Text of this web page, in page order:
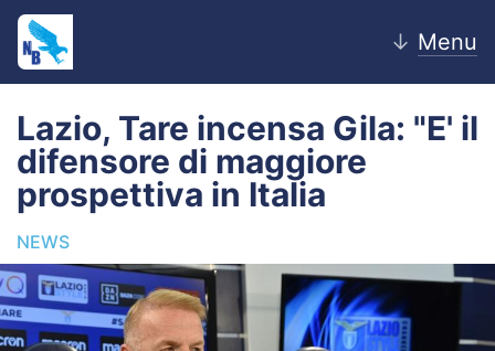
↓ Menu
Home
News
Editoriale
Pagelle
Lazio, Tare incensa Gila: "E' il
difensore di maggiore
prospettiva in Italia
NEWS